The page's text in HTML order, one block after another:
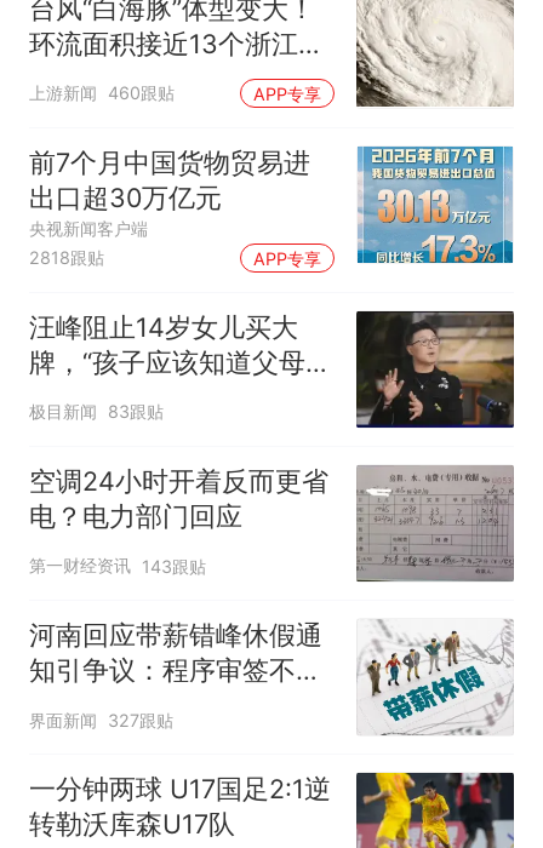
台风“白海豚”体型变大！
环流面积接近13个浙江那
么大
上游新闻 460跟贴 APP专享
前7个月中国货物贸易进
出口超30万亿元
央视新闻客户端
2818跟贴
APP专享
汪峰阻止14岁女儿买大
牌，“孩子应该知道父母的
不易”，称自己买衣服80%
极目新闻 83跟贴
空调24小时开着反而更省
电？电力部门回应
第一财经资讯 143跟贴
河南回应带薪错峰休假通
知引争议：程序审签不规
范，待修改后予以印发
界面新闻 327跟贴
一分钟两球 U17国足2:1逆
转勒沃库森U17队